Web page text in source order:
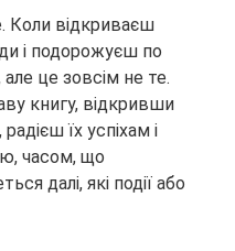
Коли відкриваєш
і подорожуєш по
це зовсім не те.
книгу, відкривши
їх успіхам і
часом, що
далі, які події або